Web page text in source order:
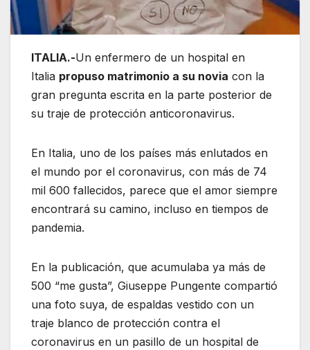
ITALIA.-Un enfermero de un hospital en
Italia propuso matrimonio a su novia con la
gran pregunta escrita en la parte posterior de
su traje de protección anticoronavirus.
En Italia, uno de los países más enlutados en
el mundo por el coronavirus, con más de 74
mil 600 fallecidos, parece que el amor siempre
encontrará su camino, incluso en tiempos de
pandemia.
En la publicación, que acumulaba ya más de
500 “me gusta”, Giuseppe Pungente compartió
una foto suya, de espaldas vestido con un
traje blanco de protección contra el
coronavirus en un pasillo de un hospital de